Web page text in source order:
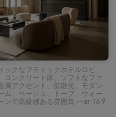
ックなブティックホテルロビ
コンクリート床、ソフトなファ
属アクセント、拡散光、モダン
ム、ベージュ、トープ、ウォー
ンで高級感ある雰囲気 --ar 16:9